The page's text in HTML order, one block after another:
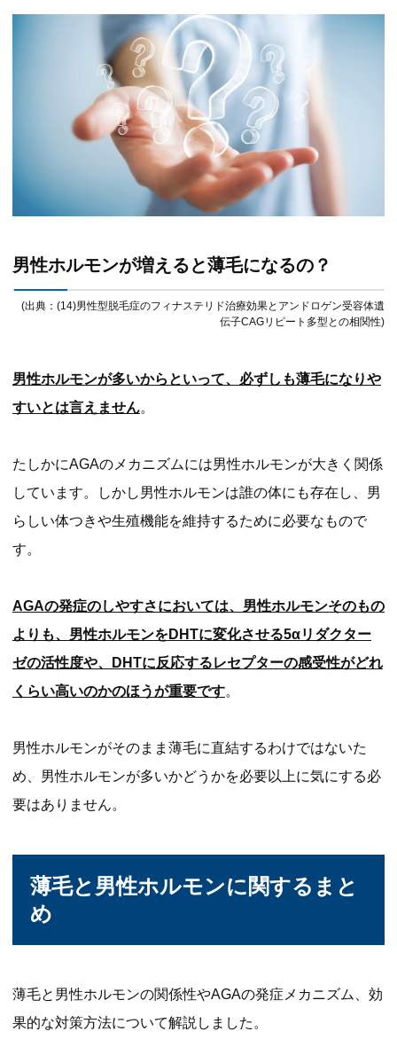
男性ホルモンが増えると薄毛になるの？
(出典：(14)男性型脱毛症のフィナステリド治療効果とアンドロゲン受容体遺
伝子CAGリピート多型との相関性)
男性ホルモンが多いからといって、必ずしも薄毛になりや
すいとは言えません。
たしかにAGAのメカニズムには男性ホルモンが大きく関係
しています。しかし男性ホルモンは誰の体にも存在し、男
らしい体つきや生殖機能を維持するために必要なもので
す。
AGAの発症のしやすさにおいては、男性ホルモンそのもの
よりも、男性ホルモンをDHTに変化させる5αリダクター
ゼの活性度や、DHTに反応するレセプターの感受性がどれ
くらい高いのかのほうが重要です。
男性ホルモンがそのまま薄毛に直結するわけではないた
め、男性ホルモンが多いかどうかを必要以上に気にする必
要はありません。
薄毛と男性ホルモンに関するまと
め
薄毛と男性ホルモンの関係性やAGAの発症メカニズム、効
果的な対策方法について解説しました。